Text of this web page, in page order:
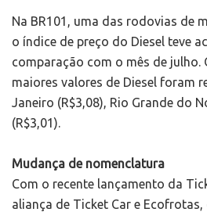
Na BR101, uma das rodovias de
o índice de preço do Diesel teve
comparação com o mês de julho.
maiores valores de Diesel foram
Janeiro (R$3,08), Rio Grande do
(R$3,01).
Mudança de nomenclatura
Com o recente lançamento da
aliança de Ticket Car e